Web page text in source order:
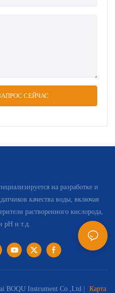
СЕЙЧАС
на разработке и
качества воды, включая
растворенного кислорода,
pH и т.д.
BOQU Instrument Co.,Ltd | Карта